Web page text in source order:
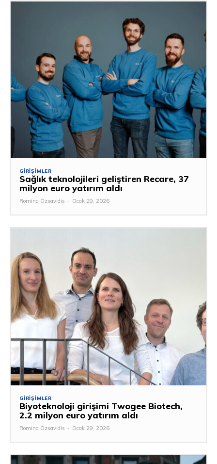
GIRIŞIMLER
Sağlık teknolojileri geliştiren Recare, 37
milyon euro yatırım aldı
Romina Özsavidis - Ocak 29, 2026
GIRIŞIMLER
Biyoteknoloji girişimi Twogee Biotech,
2.2 milyon euro yatırım aldı
Romina Özsavidis - Ocak 29, 2026